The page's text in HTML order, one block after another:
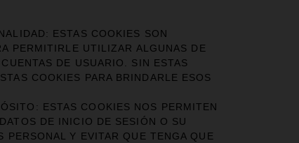
ESTAS COOKIES SON
PERMITIRLE UTILIZAR ALGUNAS DE
DE USUARIO. SIN ESTAS
COOKIES PARA BRINDARLE ESOS
ESTAS COOKIES NOS PERMITEN
DE INICIO DE SESIÓN O SU
Y EVITAR QUE TENGA QUE